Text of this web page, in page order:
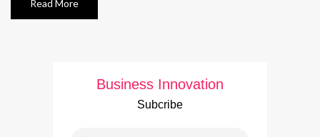
Read More
Business Innovation
Subcribe